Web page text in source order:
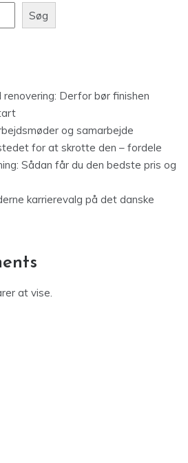
Søg
Derfor bør finishen
og samarbejde
for at skrotte den – fordele
Sådan får du den bedste pris og
karrierevalg på det danske
at vise.